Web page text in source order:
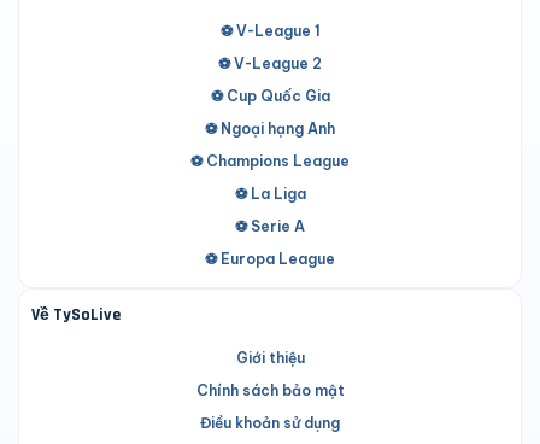
⚽ V-League 1
⚽ V-League 2
⚽ Cup Quốc Gia
⚽ Ngoại hạng Anh
⚽ Champions League
⚽ La Liga
⚽ Serie A
⚽ Europa League
Về TySoLive
Giới thiệu
Chính sách bảo mật
Điều khoản sử dụng